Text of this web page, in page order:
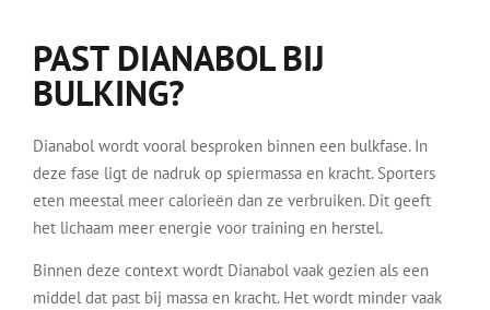
PAST DIANABOL BIJ
BULKING?
Dianabol wordt vooral besproken binnen een bulkfase. In
deze fase ligt de nadruk op spiermassa en kracht. Sporters
eten meestal meer calorieën dan ze verbruiken. Dit geeft
het lichaam meer energie voor training en herstel.
Binnen deze context wordt Dianabol vaak gezien als een
middel dat past bij massa en kracht. Het wordt minder vaak